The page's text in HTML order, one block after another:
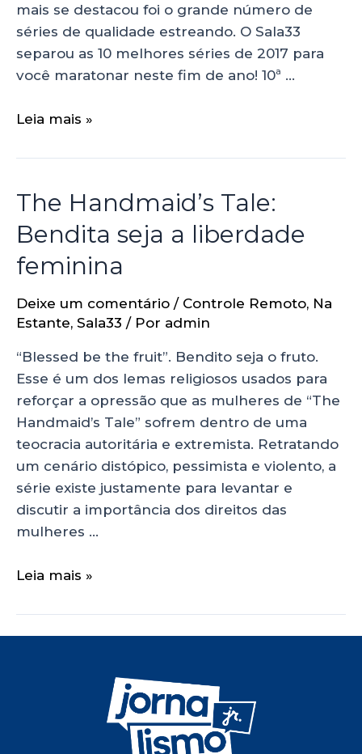
mais se destacou foi o grande número de
séries de qualidade estreando. O Sala33
separou as 10 melhores séries de 2017 para
você maratonar neste fim de ano! 10ª …
Leia mais »
The Handmaid’s Tale:
Bendita seja a liberdade
feminina
Deixe um comentário / Controle Remoto, Na
Estante, Sala33 / Por admin
“Blessed be the fruit”. Bendito seja o fruto.
Esse é um dos lemas religiosos usados para
reforçar a opressão que as mulheres de “The
Handmaid’s Tale” sofrem dentro de uma
teocracia autoritária e extremista. Retratando
um cenário distópico, pessimista e violento, a
série existe justamente para levantar e
discutir a importância dos direitos das
mulheres …
Leia mais »